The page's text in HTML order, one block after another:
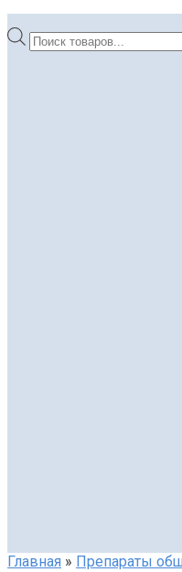
Поиск
товаров
Главная » Препараты